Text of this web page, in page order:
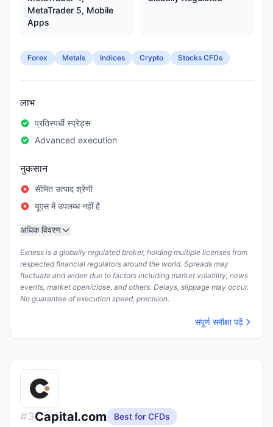
MetaTrader 5, Mobile
Apps
Forex Metals Indices Crypto Stocks CFDs
लाभ
प्रतिस्पर्धी स्प्रेड्स
Advanced execution
नुकसान
सीमित उत्पाद श्रेणी
यूएस में उपलब्ध नहीं है
अधिक विवरण
Exness is a globally regulated broker, holding multiple licenses from
respected financial regulators around the world. Spreads may
fluctuate and widen due to factors including market volatility, news
events, market open/close, and others. Delays, slippage may occur.
No guarantee of execution speed, precision.
संपूर्ण समीक्षा पढ़ें
#3Capital.com Best for CFDs